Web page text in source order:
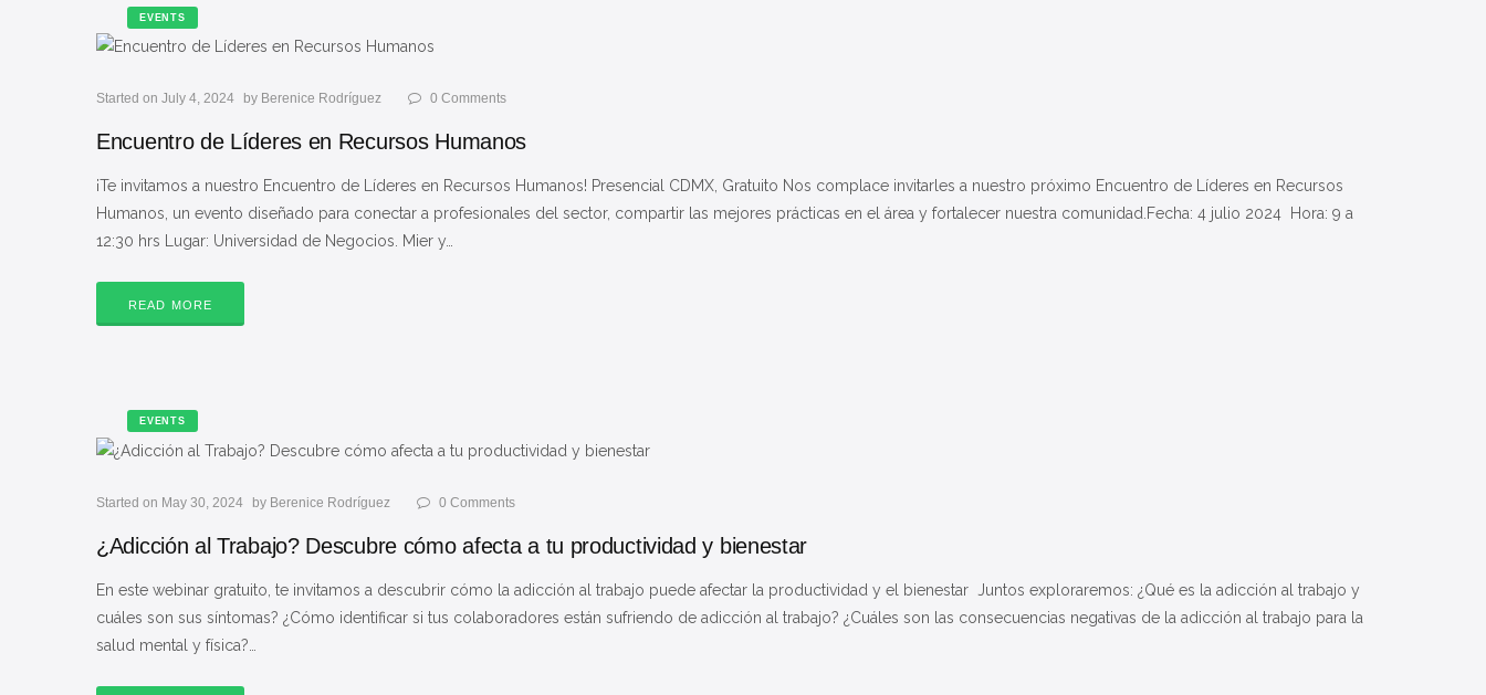
EVENTS
Started on July 4, 2024 by Berenice Rodríguez 0 Comments
Encuentro de Líderes en Recursos Humanos
¡Te invitamos a nuestro Encuentro de Líderes en Recursos Humanos! Presencial CDMX, Gratuito Nos complace invitarles a nuestro próximo Encuentro de Líderes en Recursos
Humanos, un evento diseñado para conectar a profesionales del sector, compartir las mejores prácticas en el área y fortalecer nuestra comunidad.Fecha: 4 julio 2024 ️ Hora: 9 a
12:30 hrs Lugar: Universidad de Negocios. Mier y…
READ MORE
EVENTS
Started on May 30, 2024 by Berenice Rodríguez 0 Comments
¿Adicción al Trabajo? Descubre cómo afecta a tu productividad y bienestar
En este webinar gratuito, te invitamos a descubrir cómo la adicción al trabajo puede afectar la productividad y el bienestar Juntos exploraremos: ¿Qué es la adicción al trabajo y
cuáles son sus síntomas? ¿Cómo identificar si tus colaboradores están sufriendo de adicción al trabajo? ¿Cuáles son las consecuencias negativas de la adicción al trabajo para la
salud mental y física?…